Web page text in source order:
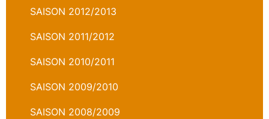
SAISON 2012/2013
SAISON 2011/2012
SAISON 2010/2011
SAISON 2009/2010
SAISON 2008/2009